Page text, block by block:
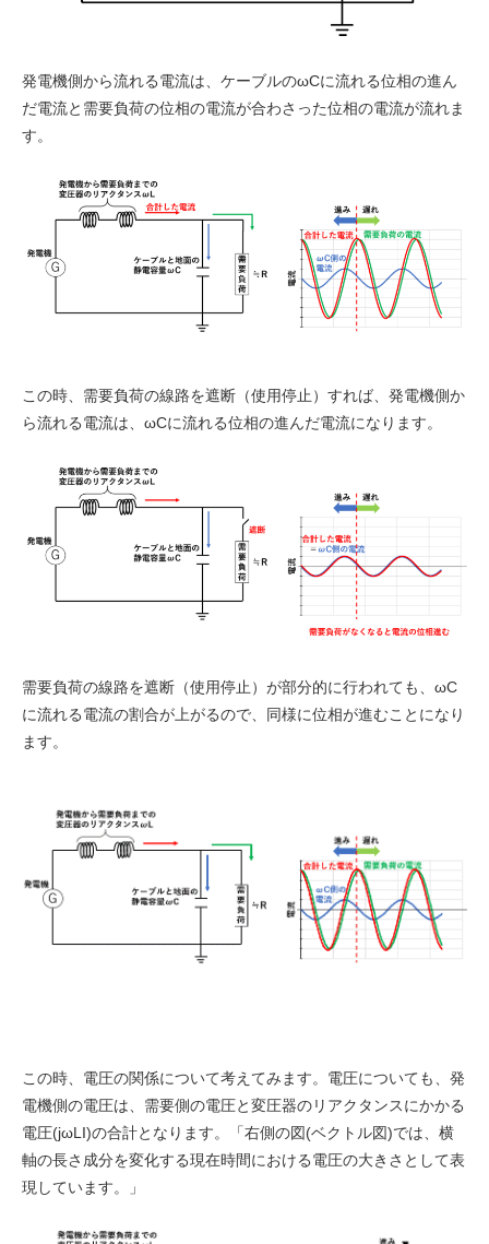
発電機側から流れる電流は、ケーブルのωCに流れる位相の進ん
だ電流と需要負荷の位相の電流が合わさった位相の電流が流れま
す。
この時、需要負荷の線路を遮断（使用停止）すれば、発電機側か
ら流れる電流は、ωCに流れる位相の進んだ電流になります。
需要負荷の線路を遮断（使用停止）が部分的に行われても、ωC
に流れる電流の割合が上がるので、同様に位相が進むことになり
ます。
この時、電圧の関係について考えてみます。電圧についても、発
電機側の電圧は、需要側の電圧と変圧器のリアクタンスにかかる
電圧(jωLI)の合計となります。「右側の図(ベクトル図)では、横
軸の長さ成分を変化する現在時間における電圧の大きさとして表
現しています。」